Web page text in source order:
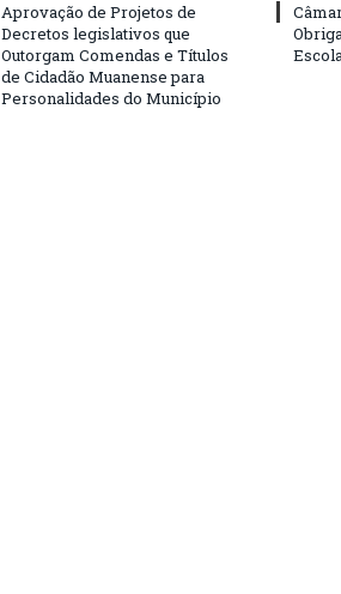
Aprovação de Projetos de
Decretos legislativos que
Outorgam Comendas e Títulos
de Cidadão Muanense para
Personalidades do Município